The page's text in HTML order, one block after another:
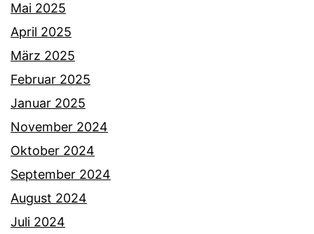
Mai 2025
April 2025
März 2025
Februar 2025
Januar 2025
November 2024
Oktober 2024
September 2024
August 2024
Juli 2024